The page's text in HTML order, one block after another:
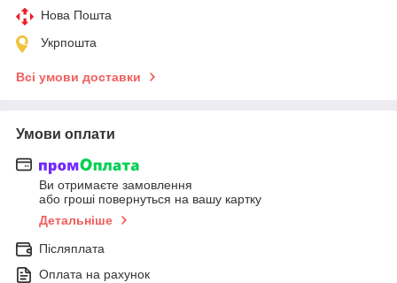
Нова Пошта
Укрпошта
Всі умови доставки
Умови оплати
Ви отримаєте замовлення
або гроші повернуться на вашу картку
Детальніше
Післяплата
Оплата на рахунок